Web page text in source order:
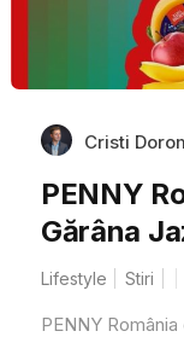
Cristi
PENNY
Gărâna
Lifestyle Stiri
PENNY